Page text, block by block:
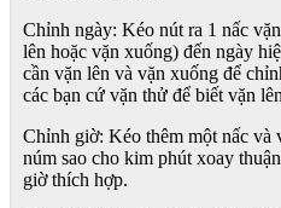
Chỉnh ngày: Kéo nút ra 1 nấc
lên hoặc vặn xuống) đến ngày
cần vặn lên và vặn xuống để
các bạn cứ vặn thử để biết vặn
Chỉnh giờ: Kéo thêm một nấc và
núm sao cho kim phút xoay
giờ thích hợp.